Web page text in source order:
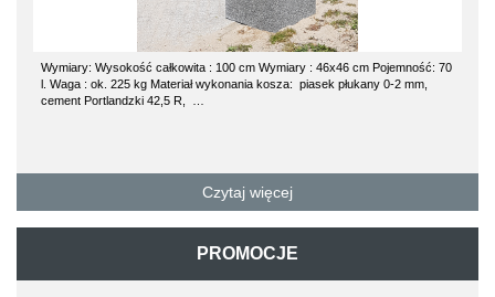
Wymiary: Wysokość całkowita : 100 cm Wymiary : 46x46 cm Pojemność: 70
l. Waga : ok. 225 kg Materiał wykonania kosza: piasek płukany 0-2 mm,
cement Portlandzki 42,5 R, …
Czytaj więcej
PROMOCJE